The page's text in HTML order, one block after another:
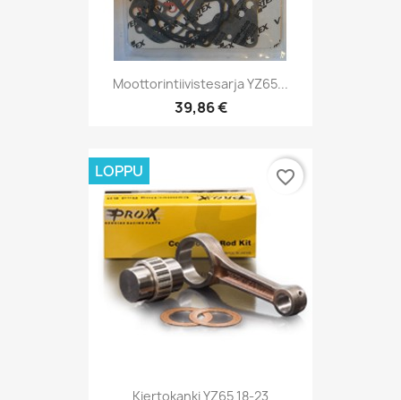
Moottorintiivistesarja YZ65...
39,86 €
Kiertokanki YZ65 18-23
LOPPU favorite_border